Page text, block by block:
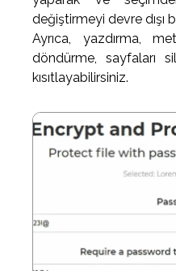
değiştirmeyi devre dışı
Ayrıca, yazdırma,
döndürme, sayfaları
kısıtlayabilirsiniz.